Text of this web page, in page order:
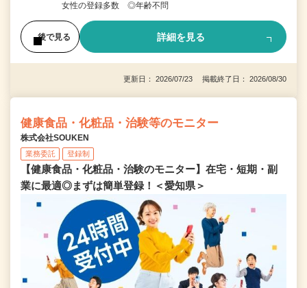
女性の登録多数 ◎年齢不問
後で見る 詳細を見る
更新日： 2026/07/23 掲載終了日： 2026/08/30
健康食品・化粧品・治験等のモニター
株式会社SOUKEN
業務委託 登録制
【健康食品・化粧品・治験のモニター】在宅・短期・副
業に最適◎まずは簡単登録！＜愛知県＞